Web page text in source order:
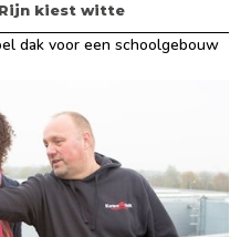
Rijn kiest witte
dak voor een schoolgebouw